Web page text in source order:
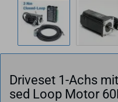
Dri­ve­set 1-​Achs
sed Loop Motor